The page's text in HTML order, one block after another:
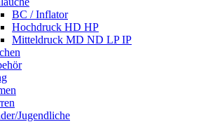
BC / Inflator
Hochdruck HD HP
Mitteldruck MD ND LP IP
Jugendliche